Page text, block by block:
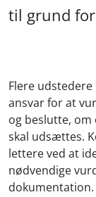
til grund
Flere
ansvar for at
og beslutte,
skal udsættes.
lettere ved at
nødvendige
dokumentation.